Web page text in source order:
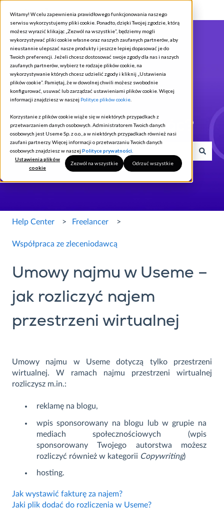
Witamy! W celu zapewnienia prawidłowego funkcjonowania naszego
serwisu wykorzystujemy pliki cookie. Ponadto, dzięki Twojej zgodzie, którą
możesz wyrazić klikając „Zezwól na wszystkie”, będziemy mogli
wykorzystywać pliki cookie własne oraz naszych zaufanych partnerów, aby
nieustannie ulepszać nasze produkty i jeszcze lepiej dopasować je do
Twoich preferencji. Jeżeli chcesz dostosować swoje zgody dla nas i naszych
zaufanych partnerów, wybierz te rodzaje plików cookie, na
wykorzystywanie których chcesz udzielić zgody i kliknij „Ustawienia
plików cookie”. Pamiętaj, że w dowolnej chwili możesz swobodnie
konfigurować, usuwać lub zarządzać ustawieniami plików cookie. Więcej
informacji znajdziesz w naszej Polityce plików cookie
Korzystanie z plików cookie wiąże się w niektórych przypadkach z
przetwarzaniem danych osobowych. Administratorem Twoich danych
osobowych jest Useme Sp. z o.o., a w niektórych przypadkach również nasi
zaufani partnerzy. Więcej informacji o przetwarzaniu Twoich danych
osobowych znajdziesz w naszej Polityce prywatności.
Ustawienia plików
cookie
Zezwól na wszystkie Odrzuć wszystkie
Jak możemy Ci pomóc?
Brak sugerowanych wyników, ponieważ pole wyszukiwania
Help Center Freelancer
Współpraca ze zleceniodawcą
Umowy najmu w Useme –
jak rozliczyć najem
przestrzeni wirtualnej
Umowy najmu w Useme dotyczą tylko przestrzeni
wirtualnej. W ramach najmu przestrzeni wirtualnej
rozliczysz m.in.:
reklamę na blogu,
wpis sponsorowany na blogu lub w grupie na
mediach społecznościowych (wpis
sponsorowany Twojego autorstwa możesz
rozliczyć również w kategorii Copywriting)
hosting.
Jak wystawić fakturę za najem?
Jaki plik dodać do rozliczenia w Useme?